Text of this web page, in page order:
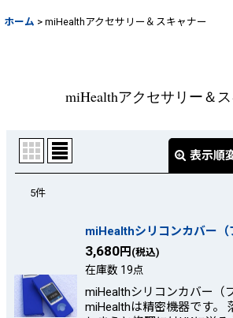
ホーム > miHealthアクセサリー＆スキャナー
miHealthアクセサリー＆
表示順
表示数
絞り込む
5件
miHealthシリコンカバー（
3,680円 (税込)
在庫数 19点
miHealthシリコンカバー（
miHealthは精密機器です。